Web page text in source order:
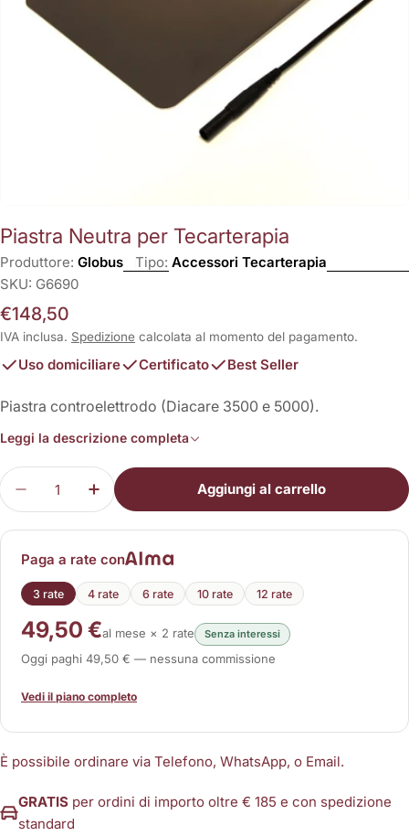
Apri supporto 0 in modalità modale
Piastra Neutra per Tecarterapia
Produttore: Globus Tipo: Accessori Tecarterapia
SKU: G6690
Prezzo
normale
€148,50
IVA inclusa. Spedizione calcolata al momento del pagamento.
Uso domiciliare Certificato Best Seller
Piastra controelettrodo (Diacare 3500 e 5000).
Leggi la descrizione completa
Quantità
Diminuisci la quantità per Piastra Neutra per
Aumenta la quantità per Piastra Neutra
Aggiungi al carrello
Paga a rate con
3 rate 4 rate 6 rate 10 rate 12 rate
49,50 €al mese × 2 rate Senza interessi
Oggi paghi 49,50 € — nessuna commissione
Vedi il piano completo
È possibile ordinare via Telefono, WhatsApp, o Email.
GRATIS per ordini di importo oltre € 185 e con spedizione
standard